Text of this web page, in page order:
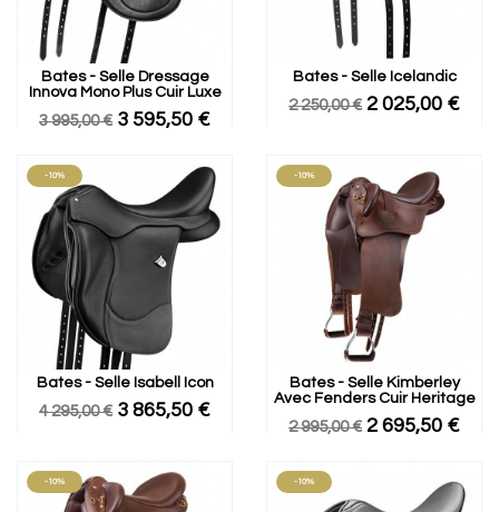
Bates - Selle Dressage
Innova Mono Plus Cuir Luxe
3 995,00 € 3 595,50 €
Bates - Selle Icelandic
2 250,00 € 2 025,00 €
Bates - Selle Isabell Icon
4 295,00 € 3 865,50 €
-10%
Bates - Selle Kimberley
Avec Fenders Cuir Heritage
2 995,00 € 2 695,50 €
-10%
-10% -10%